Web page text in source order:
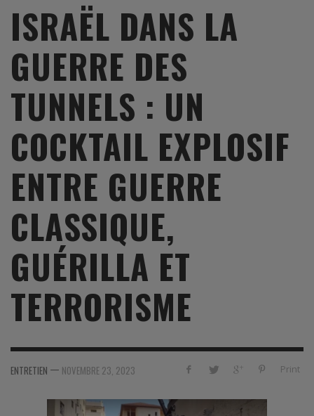
ISRAËL DANS LA
GUERRE DES
TUNNELS : UN
COCKTAIL EXPLOSIF
ENTRE GUERRE
CLASSIQUE,
GUÉRILLA ET
TERRORISME
Print
ENTRETIEN — NOVEMBRE 23, 2023